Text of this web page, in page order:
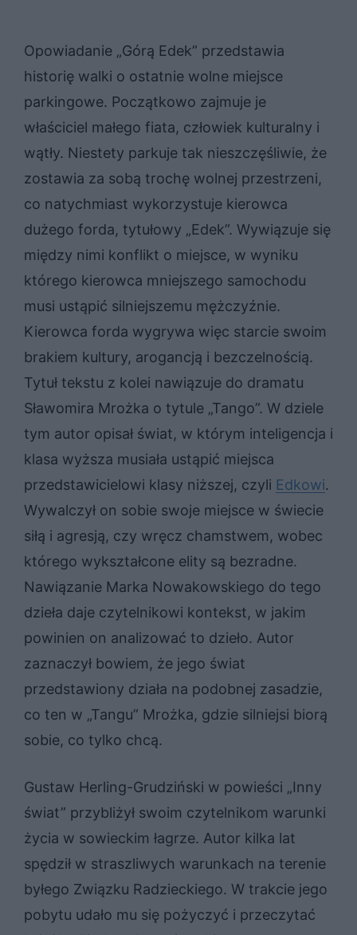
Opowiadanie „Górą Edek” przedstawia
historię walki o ostatnie wolne miejsce
parkingowe. Początkowo zajmuje je
właściciel małego fiata, człowiek kulturalny i
wątły. Niestety parkuje tak nieszczęśliwie, że
zostawia za sobą trochę wolnej przestrzeni,
co natychmiast wykorzystuje kierowca
dużego forda, tytułowy „Edek”. Wywiązuje się
między nimi konflikt o miejsce, w wyniku
którego kierowca mniejszego samochodu
musi ustąpić silniejszemu mężczyźnie.
Kierowca forda wygrywa więc starcie swoim
brakiem kultury, arogancją i bezczelnością.
Tytuł tekstu z kolei nawiązuje do dramatu
Sławomira Mrożka o tytule „Tango”. W dziele
tym autor opisał świat, w którym inteligencja i
klasa wyższa musiała ustąpić miejsca
przedstawicielowi klasy niższej, czyli Edkowi.
Wywalczył on sobie swoje miejsce w świecie
siłą i agresją, czy wręcz chamstwem, wobec
którego wykształcone elity są bezradne.
Nawiązanie Marka Nowakowskiego do tego
dzieła daje czytelnikowi kontekst, w jakim
powinien on analizować to dzieło. Autor
zaznaczył bowiem, że jego świat
przedstawiony działa na podobnej zasadzie,
co ten w „Tangu” Mrożka, gdzie silniejsi biorą
sobie, co tylko chcą.
Gustaw Herling-Grudziński w powieści „Inny
świat” przybliżył swoim czytelnikom warunki
życia w sowieckim łagrze. Autor kilka lat
spędził w straszliwych warunkach na terenie
byłego Związku Radzieckiego. W trakcie jego
pobytu udało mu się pożyczyć i przeczytać